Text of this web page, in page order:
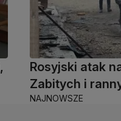
Rosyjski atak
Zabitych i
NAJNOWSZE